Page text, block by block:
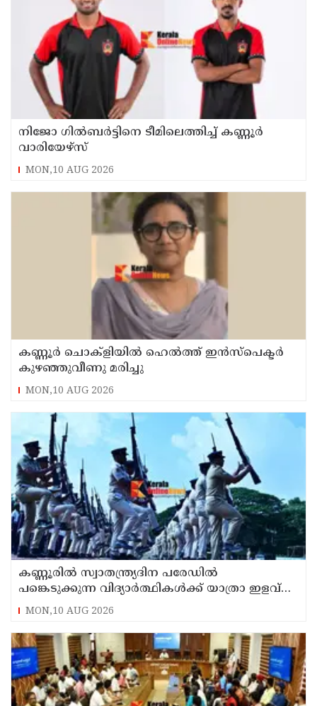
നിജോ ഗിൽബർട്ടിനെ ടീമിലെത്തിച്ച് കണ്ണൂർ
വാരിയേഴ്സ്
MON,10 AUG 2026
കണ്ണൂർ ചൊക്ളിയിൽ ഹെൽത്ത് ഇൻസ്പെക്ടർ
കുഴഞ്ഞുവീണു മരിച്ചു
MON,10 AUG 2026
കണ്ണൂരിൽ സ്വാതന്ത്ര്യദിന പരേഡിൽ
പങ്കെടുക്കുന്ന വിദ്യാർത്ഥികൾക്ക് യാത്രാ ഇളവ്
അനുവദിക്കും
MON,10 AUG 2026